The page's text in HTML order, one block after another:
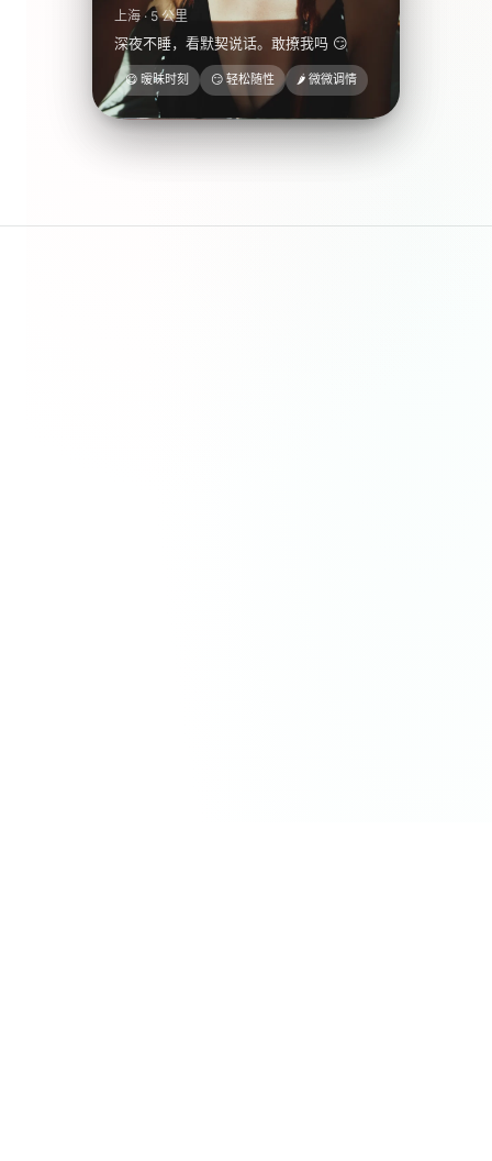
上海 · 5 公里
深夜不睡，看默契说话。敢撩我吗 😏
😋 暧昧时刻 😏 轻松随性 🌶 微微调情
创业人，知道外滩附近最好喝的精酿在
哪。
🎶 音乐 🚶 散散步 🏋️ 健身
北京 · 8 公里
只要好心情。来三里屯喝一杯，看夜晚把
我们带去哪。
💃 跳舞 📷 拍照 🍷 红酒 🌙 夜生活